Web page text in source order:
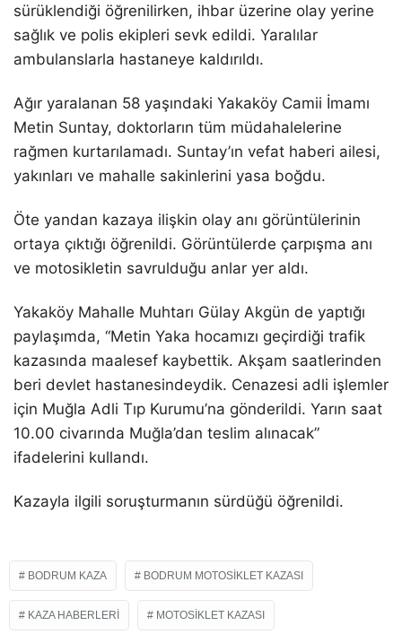
sürüklendiği öğrenilirken, ihbar üzerine olay yerine
sağlık ve polis ekipleri sevk edildi. Yaralılar
ambulanslarla hastaneye kaldırıldı.
Ağır yaralanan 58 yaşındaki Yakaköy Camii İmamı
Metin Suntay, doktorların tüm müdahalelerine
rağmen kurtarılamadı. Suntay’ın vefat haberi ailesi,
yakınları ve mahalle sakinlerini yasa boğdu.
Öte yandan kazaya ilişkin olay anı görüntülerinin
ortaya çıktığı öğrenildi. Görüntülerde çarpışma anı
ve motosikletin savrulduğu anlar yer aldı.
Yakaköy Mahalle Muhtarı Gülay Akgün de yaptığı
paylaşımda, “Metin Yaka hocamızı geçirdiği trafik
kazasında maalesef kaybettik. Akşam saatlerinden
beri devlet hastanesindeydik. Cenazesi adli işlemler
için Muğla Adli Tıp Kurumu’na gönderildi. Yarın saat
10.00 civarında Muğla’dan teslim alınacak”
ifadelerini kullandı.
Kazayla ilgili soruşturmanın sürdüğü öğrenildi.
BODRUM KAZA BODRUM MOTOSIKLET KAZASI
KAZA HABERLERİ MOTOSIKLET KAZASI